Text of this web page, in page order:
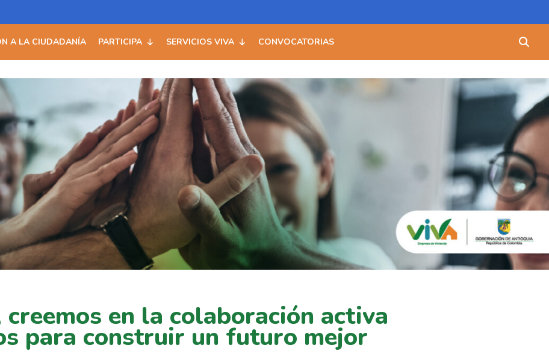
A LA CIUDADANÍA PARTICIPA SERVICIOS VIVA CONVOCATORIAS
creemos en la colaboración activa
para construir un futuro mejor